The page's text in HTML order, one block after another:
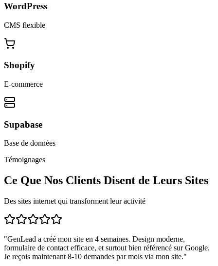
WordPress
CMS flexible
Shopify
E-commerce
Supabase
Base de données
Témoignages
Ce Que Nos Clients Disent de Leurs Sites
Des sites internet qui transforment leur activité
"GenLead a créé mon site en 4 semaines. Design moderne,
formulaire de contact efficace, et surtout bien référencé sur Google.
Je reçois maintenant 8-10 demandes par mois via mon site."